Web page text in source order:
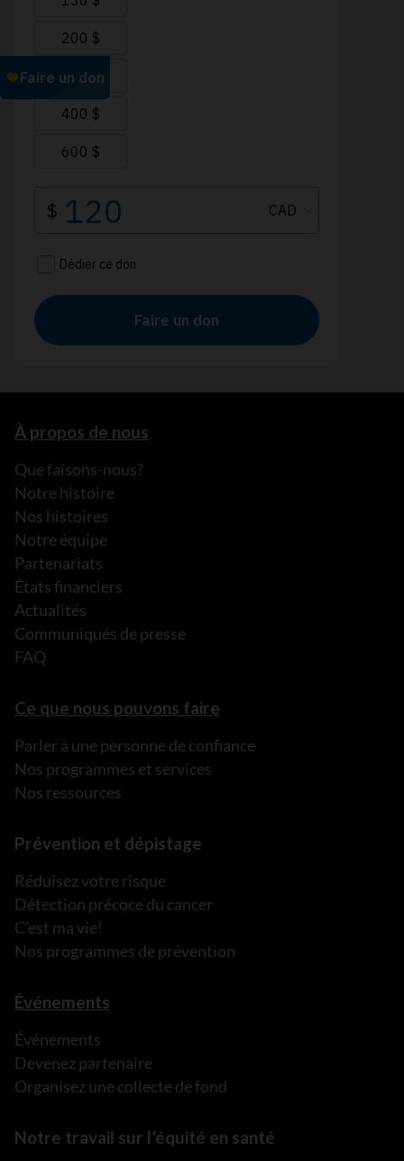
À propos de nous
Que faisons-nous?
Notre histoire
Nos histoires
Notre équipe
Partenariats
États financiers
Actualités
Communiqués de presse
FAQ
Ce que nous pouvons faire
Parler à une personne de confiance
Nos programmes et services
Nos ressources
Prévention et dépistage
Réduisez votre risque
Détection précoce du cancer
C’est ma vie!
Nos programmes de prévention
Événements
Événements
Devenez partenaire
Organisez une collecte de fond
Notre travail sur l’équité en santé